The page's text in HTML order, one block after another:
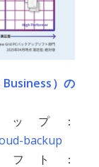
）の
プ：
backup
ト：